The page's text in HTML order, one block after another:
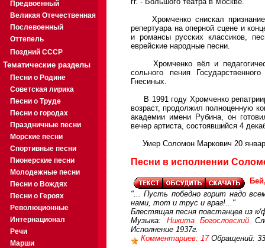
Предвоенный
Великая Отечественная
Послевоенный
Оттепель
Поздний СССР
Тематические разделы
Песни о Родине
Советская лирика
Песни о Труде
Песни о городах
Праздничные песни
Морские песни
Спортивные песни
Пионерские песни
Молодежные песни
Песни о Вождях
Песни о Героях
Революционные
Интернационал
Речи
Марши
Хромченко снискал признание
репертуара на оперной сцене и
и романсы русских классиков,
еврейские народные песни.
Хромченко вёл и
сольного пения
Гнесиных.
В 1991 году Хромченко
возраст, продолжил полноценную
академии имени Рубина, он
вечер артиста, состоявшийся 4
Умер Соломон Маркович 20
Песни в исполнении
"... Пусть победно горит надо
нами, тот и трус и враг!..."
Блестящая песня повстанцев из
Музыка: Никита Богословский
Исполнение 1937г.
Комментариев: 17 Обращений: